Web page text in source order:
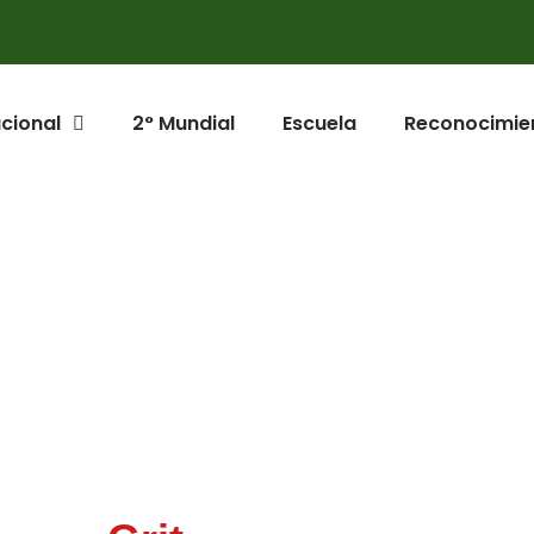
2° Mundial Escuela